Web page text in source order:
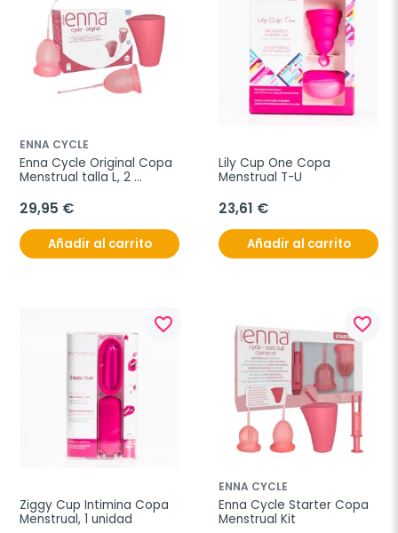
ENNA CYCLE
Enna Cycle Original Copa
Menstrual talla L, 2
29,95 €
Añadir al carrito
Lily Cup One Copa
Menstrual T-U
23,61 €
Añadir al carrito
favorite_border
Ziggy Cup Intimina Copa
Menstrual, 1 unidad
favorite_border
ENNA CYCLE
Enna Cycle Starter Copa
Menstrual Kit